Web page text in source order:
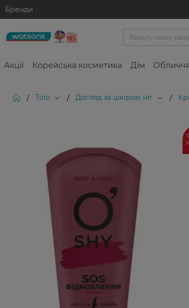
Бренди
Акції Корейська косметика Дім
/ Тіло / Догляд за шкірою ніг /